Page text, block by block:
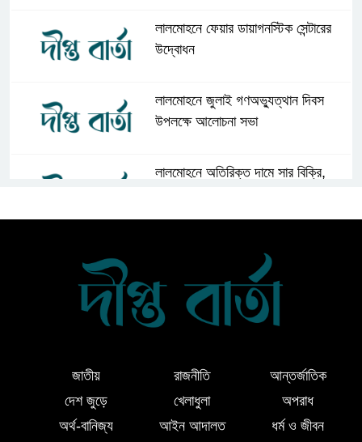
লালমোহনে ফেয়ার ডায়াগনস্টিক সেন্টারের
উদ্বোধন
লালমোহনে জুলাই গণঅভ্যুত্থান দিবস
উপলক্ষে আলোচনা সভা
লালমোহনে অতিরিক্ত দামে সার বিক্রি,
মিয়া উন্নত চিকিৎসার জন্য চীনে গেলেন
দক্ষিণ আইচায় কর্মজীবনের অবসানে সম্মাননা
লালমোহনে শহীদ নূরে আলমের ৪র্থ
মৃত্যুবার্ষিকী পালন, মোমবাতি প্রজ্জ্বলন ও
নীরবতা
জাতীয় রাজনীতি
আন্তর্জাতিক
দেশ জুড়ে
খেলাধুলা
অপরাধ
অর্থ-বানিজ্য
আইন আদালত
ধর্ম ও জীবন